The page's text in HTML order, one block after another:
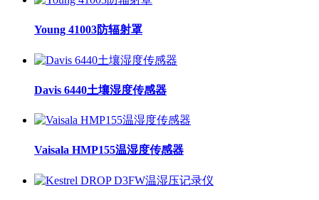
Young 41003防辐射罩
Davis 6440土壤湿度传感器
Vaisala HMP155温湿度传感器